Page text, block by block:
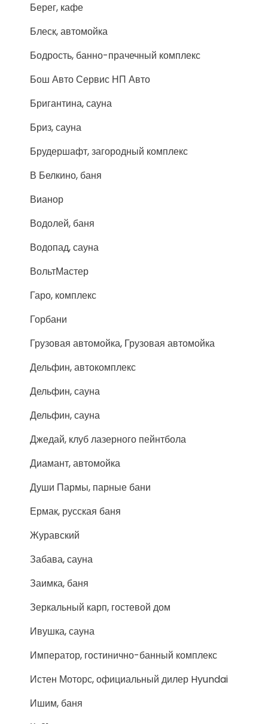
Берег, кафе
Блеск, автомойка
Бодрость, банно-прачечный комплекс
Бош Авто Сервис НП Авто
Бригантина, сауна
Бриз, сауна
Брудершафт, загородный комплекс
В Белкино, баня
Вианор
Водолей, баня
Водопад, сауна
ВольтМастер
Гаро, комплекс
Горбани
Грузовая автомойка, Грузовая автомойка
Дельфин, автокомплекс
Дельфин, сауна
Дельфин, сауна
Джедай, клуб лазерного пейнтбола
Диамант, автомойка
Души Пармы, парные бани
Ермак, русская баня
Журавский
Забава, сауна
Заимка, баня
Зеркальный карп, гостевой дом
Ивушка, сауна
Император, гостинично-банный комплекс
Истен Моторс, официальный дилер Hyundai
Ишим, баня